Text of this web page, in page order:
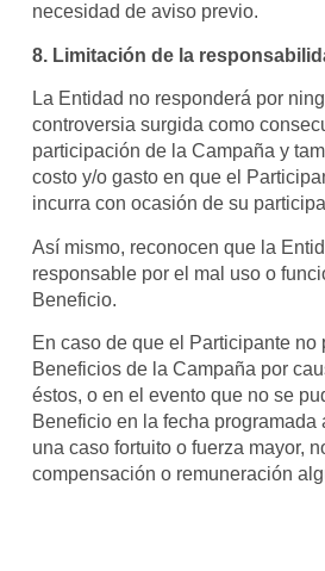
necesidad de aviso previo.
8. Limitación de la
La Entidad no responderá por
controversia surgida como
participación de la Campaña y
costo y/o gasto en que el
incurra con ocasión de su
Así mismo, reconocen que la
responsable por el mal uso o
Beneficio.
En caso de que el Participante no
Beneficios de la Campaña por
éstos, o en el evento que no se
Beneficio en la fecha programada
una caso fortuito o fuerza mayor,
compensación o remuneración